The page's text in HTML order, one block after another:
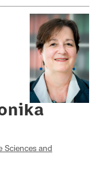
Sciences and